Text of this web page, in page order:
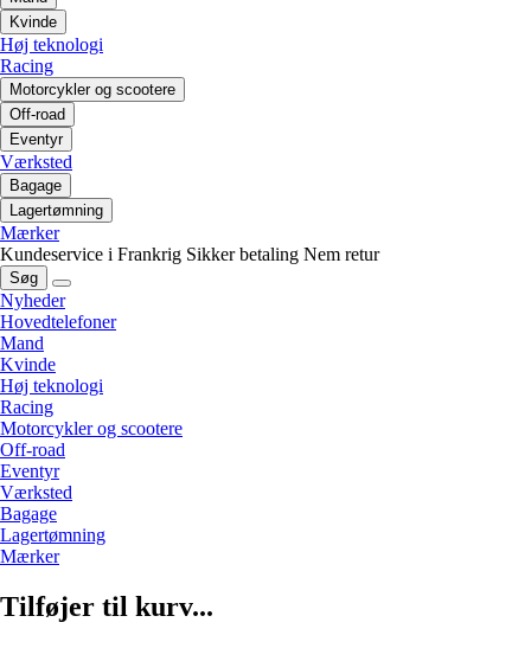
Kvinde
Høj teknologi
Racing
Motorcykler og scootere
Off-road
Eventyr
Værksted
Bagage
Lagertømning
Mærker
Kundeservice i Frankrig Sikker betaling Nem retur
Søg
Nyheder
Hovedtelefoner
Mand
Kvinde
Høj teknologi
Racing
Motorcykler og scootere
Off-road
Eventyr
Værksted
Bagage
Lagertømning
Mærker
Tilføjer til kurv...